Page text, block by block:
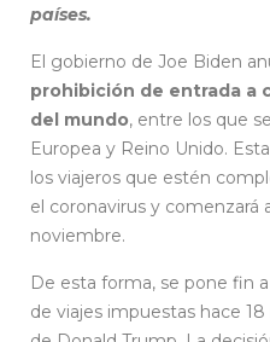
países.
El gobierno de Joe Biden
prohibición de entrada a
del mundo, entre los que
Europea y Reino Unido.
los viajeros que estén
el coronavirus y comenzará
noviembre.
De esta forma, se pone fin
de viajes impuestas hace